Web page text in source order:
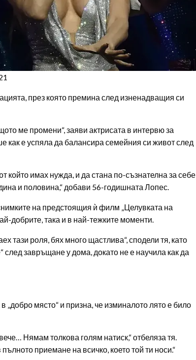
през която премина след изненадващия си
ме промени“, заяви актрисата в интервю за
как е успяла да балансира семейния си живот след
който имах нужда, и да стана по-съзнателна за себе
и половина,“ добави 56-годишната Лопес.
на предстоящия ѝ филм „Целувката на
добрите, така и в най-тежките моменти.
тази роля, бях много щастлива“, сподели тя, като
след завръщане у дома, докато не е научила как да
„добро място“ и призна, че изминалото лято е било
Нямам толкова голям натиск,“ отбеляза тя.
приемане на всичко, което той ти носи.“